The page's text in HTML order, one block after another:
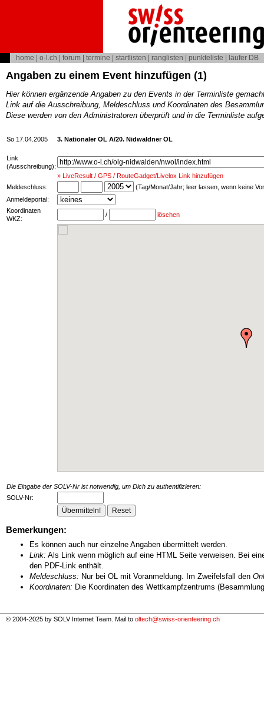
home o-l.ch forum termine startlisten ranglisten punkteliste läufer DB
Angaben zu einem Event hinzufügen (1)
Hier können ergänzende Angaben zu den Events in der Terminliste
Link auf die Ausschreibung, Meldeschluss und Koordinaten des
Diese werden von den Administratoren überprüft und in die Terminliste
So 17.04.2005 3. Nationaler OL A/20. Nidwaldner OL
Link
(Ausschreibung):
» LiveResult / GPS / RouteGadget/Livelox Link hinzufügen
Meldeschluss:
(Tag/Monat/Jahr; leer lassen, wenn keine
Anmeldeportal:
Koordinaten
WKZ:
/ löschen
Die Eingabe der SOLV-Nr ist notwendig, um Dich zu authentifizieren:
SOLV-Nr:
Bemerkungen:
Es können auch nur einzelne Angaben übermittelt werden.
Link: Als Link wenn möglich auf eine HTML Seite verweisen. Bei
den PDF-Link enthält.
Meldeschluss: Nur bei OL mit Voranmeldung. Im Zweifelsfall den
Koordinaten: Die Koordinaten des Wettkampfzentrums
© 2004-2025 by SOLV Internet Team. Mail to oltech@swiss-orienteering.ch